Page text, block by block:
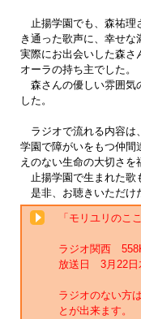
止揚学園でも、森祐理
き通った歌声に、幸せな
実際にお出会いした森さ
オーラの持ち主でした。
森さんの優しい雰囲気
した。
ラジオで流れる内容は
学園で障がいをもつ仲間
えのない生命の大切さを
止揚学園で生まれた歌
是非、お聴きいただけ
「モリユリのこ
ラジオ関西
放送日 3月22
ラジオのない方
とが出来ます。